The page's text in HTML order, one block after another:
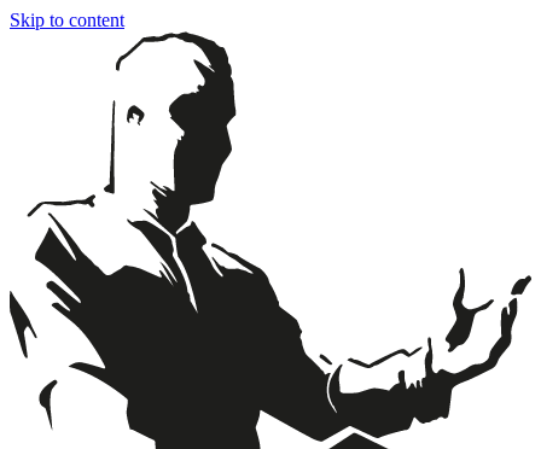
Skip to content